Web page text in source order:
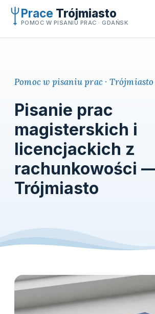
Przejdź
treści
Prace Trójmiasto
POMOC W PISANIU PRAC · GDAŃSK
Pomoc w pisaniu prac · Trójmiasto
Pisanie prac
magisterskich i
licencjackich z
rachunkowości
Trójmiasto